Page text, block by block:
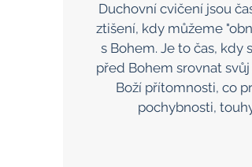
Duchovní cvičení jsou
ztišení, kdy můžeme
s Bohem. Je to čas, kdy
před Bohem srovnat
Boží přítomnosti, co
pochybnosti,